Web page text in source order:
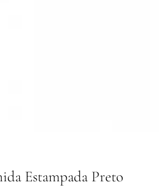
Estampada Preto